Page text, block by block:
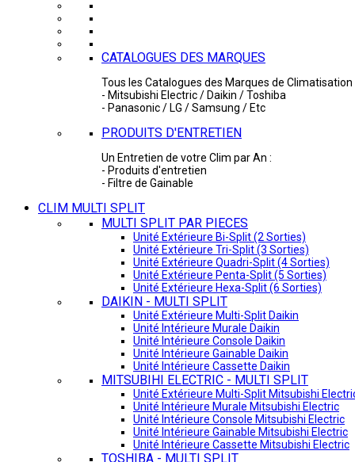
CATALOGUES DES MARQUES
Tous les Catalogues des Marques de Climatisation
- Mitsubishi Electric / Daikin / Toshiba
- Panasonic / LG / Samsung / Etc
PRODUITS D'ENTRETIEN
Un Entretien de votre Clim par An :
- Produits d'entretien
- Filtre de Gainable
CLIM MULTI SPLIT
MULTI SPLIT PAR PIECES
Unité Extérieure Bi-Split (2 Sorties)
Unité Extérieure Tri-Split (3 Sorties)
Unité Extérieure Quadri-Split (4 Sorties)
Unité Extérieure Penta-Split (5 Sorties)
Unité Extérieure Hexa-Split (6 Sorties)
DAIKIN - MULTI SPLIT
Unité Extérieure Multi-Split Daikin
Unité Intérieure Murale Daikin
Unité Intérieure Console Daikin
Unité Intérieure Gainable Daikin
Unité Intérieure Cassette Daikin
MITSUBIHI ELECTRIC - MULTI SPLIT
Unité Extérieure Multi-Split Mitsubishi
Unité Intérieure Murale Mitsubishi Electric
Unité Intérieure Console Mitsubishi Electric
Unité Intérieure Gainable Mitsubishi Electric
Unité Intérieure Cassette Mitsubishi Electric
TOSHIBA - MULTI SPLIT